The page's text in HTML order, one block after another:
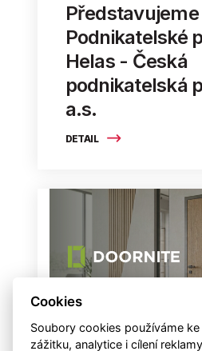
DETAIL
Podnikatelské
Helas - Česká
podnikatelská
a.s.
Cookies
Soubory cookies používáme
zážitku, analytice i cílení